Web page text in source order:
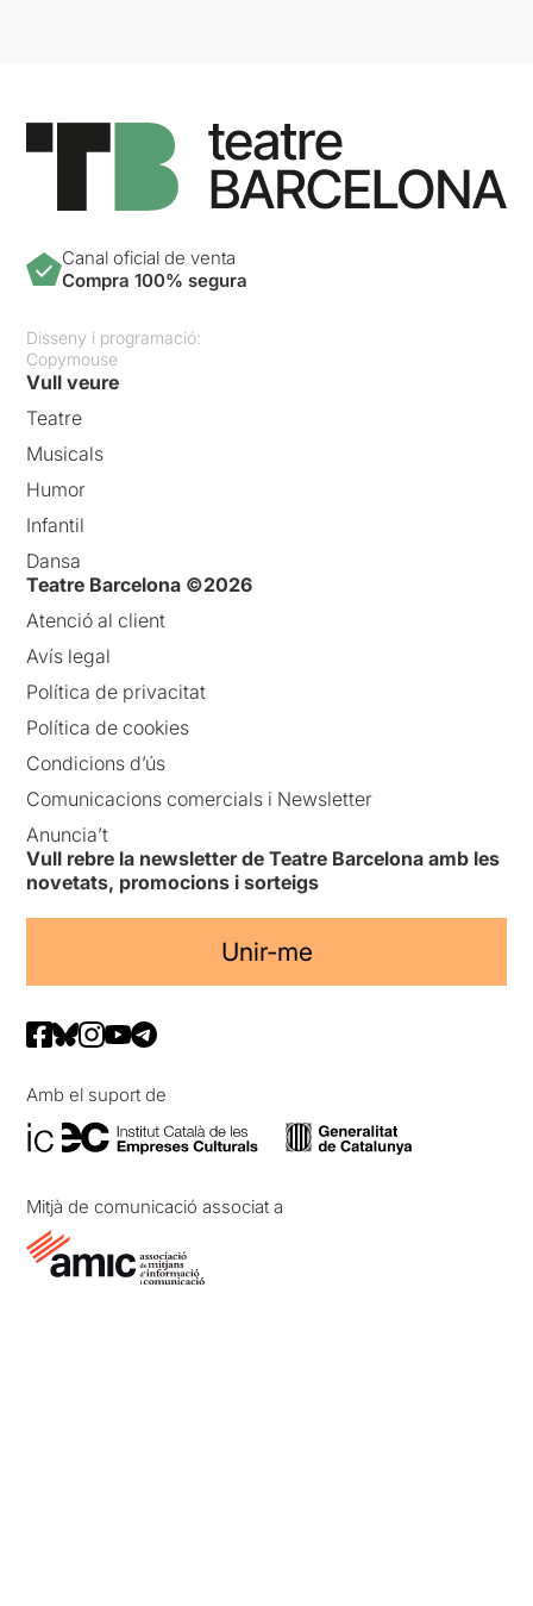
Canal oficial de venta
Compra 100% segura
Disseny i programació:
Copymouse
Vull veure
Teatre
Musicals
Humor
Infantil
Dansa
Teatre Barcelona ©2026
Atenció al client
Avís legal
Política de privacitat
Política de cookies
Condicions d’ús
Comunicacions comercials i Newsletter
Anuncia’t
Vull rebre la newsletter de Teatre Barcelona amb les
novetats, promocions i sorteigs
Unir-me
Amb el suport de
Mitjà de comunicació associat a